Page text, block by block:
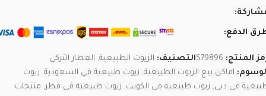
الدفع:
المنتج: S79896التصنيف: الزيوت الطبيعية, العطار التركي
اماكن بيع الزيوت الطبيعية, زيوت طبيعية في السعودية, زيوت
في دبي, زيوت طبيعيه في الكويت, زيوت طبيعيه في قطر, منتجات